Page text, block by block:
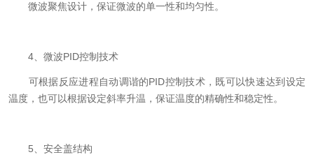
微波聚焦设计，保证微波的单一性和均匀性。
4、微波PID控制技术
可根据反应进程自动调谐的PID控制技术，既可以快速达到设定
温度，也可以根据设定斜率升温，保证温度的精确性和稳定性。
5、安全盖结构